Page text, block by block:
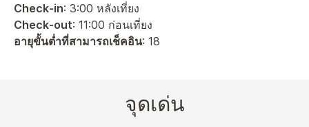
Check-in: 3:00 หลังเที่ยง
Check-out: 11:00 ก่อนเที่ยง
อายุขั้นต่ำที่สามารถเช็คอิน: 18
จุดเด่น